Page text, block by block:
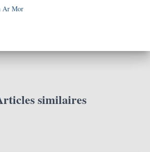
Ar Mor
similaires